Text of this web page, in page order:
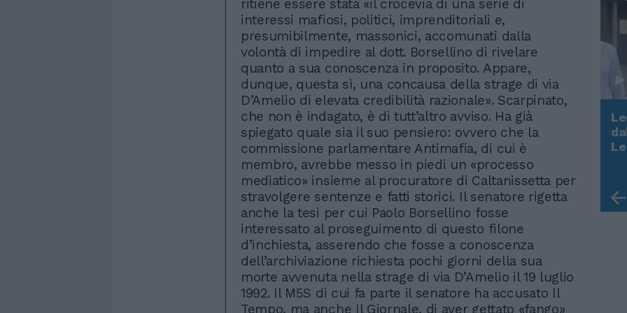
ritiene essere stata «il crocevia di una serie di
interessi mafiosi, politici, imprenditoriali e,
presumibilmente, massonici, accomunati dalla
volontà di impedire al dott. Borsellino di rivelare
quanto a sua conoscenza in proposito. Appare,
dunque, questa sì, una concausa della strage di via
D’Amelio di elevata credibilità razionale». Scarpinato,
che non è indagato, è di tutt’altro avviso. Ha già
spiegato quale sia il suo pensiero: ovvero che la
commissione parlamentare Antimafia, di cui è
membro, avrebbe messo in piedi un «processo
mediatico» insieme al procuratore di Caltanissetta per
stravolgere sentenze e fatti storici. Il senatore rigetta
anche la tesi per cui Paolo Borsellino fosse
interessato al proseguimento di questo filone
d’inchiesta, asserendo che fosse a conoscenza
dell’archiviazione richiesta pochi giorni della sua
morte avvenuta nella strage di via D’Amelio il 19 luglio
1992. Il M5S di cui fa parte il senatore ha accusato Il
Tempo, ma anche Il Giornale, di aver gettato «fango»
Rudy Giuliani a Come States?
Trump, Meloni e la strategia
americana